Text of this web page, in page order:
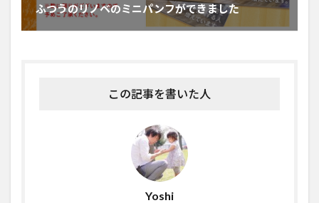
ふつうのリノベのミニパンフができました
この記事を書いた人
Yoshi